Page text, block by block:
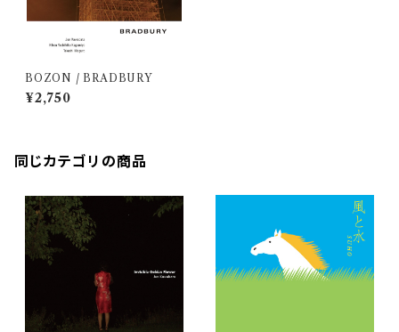
BOZON / BRADBURY
¥2,750
同じカテゴリの商品